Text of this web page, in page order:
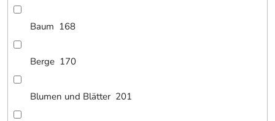
Baum 168
Berge 170
Blumen und Blätter 201